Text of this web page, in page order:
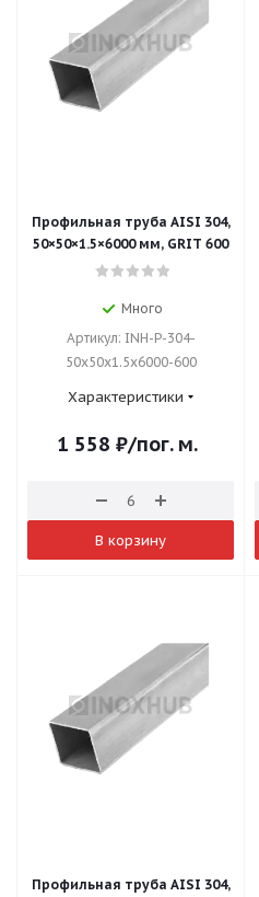
Профильная труба AISI 304,
50×50×1.5×6000 мм, GRIT 600
Много
Артикул: INH-P-304-
50x50x1.5x6000-600
Характеристики
1 558 ₽/пог. м.
В корзину
Профильная труба AISI 304,